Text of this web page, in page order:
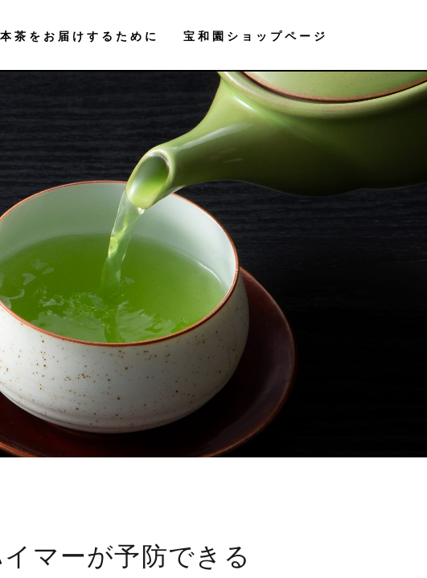
茶をお届けするために 宝和園ショップページ
マーが予防できる